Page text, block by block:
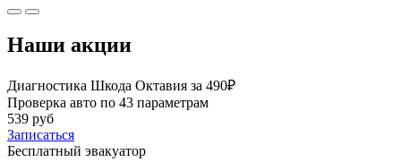
Наши акции
Диагностика Шкода Октавия за 490₽
Проверка авто по 43 параметрам
539 руб
Записаться
Бесплатный эвакуатор